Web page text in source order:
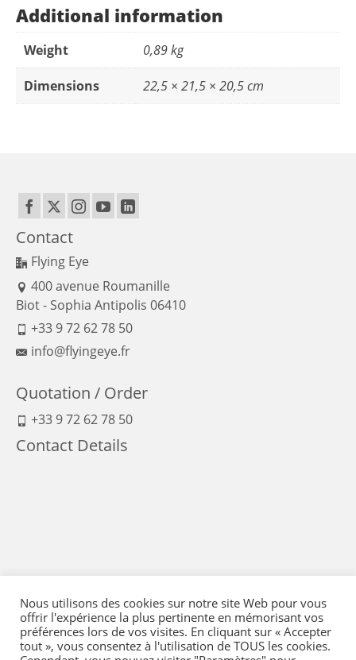
Additional information
Weight 0,89 kg
Dimensions 22,5 × 21,5 × 20,5 cm
Contact
Flying Eye
400 avenue Roumanille
Biot - Sophia Antipolis 06410
+33 9 72 62 78 50
info@flyingeye.fr
Quotation / Order
+33 9 72 62 78 50
Contact Details
Nous utilisons des cookies sur notre site Web pour vous
offrir l'expérience la plus pertinente en mémorisant vos
préférences lors de vos visites. En cliquant sur « Accepter
tout », vous consentez à l'utilisation de TOUS les cookies.